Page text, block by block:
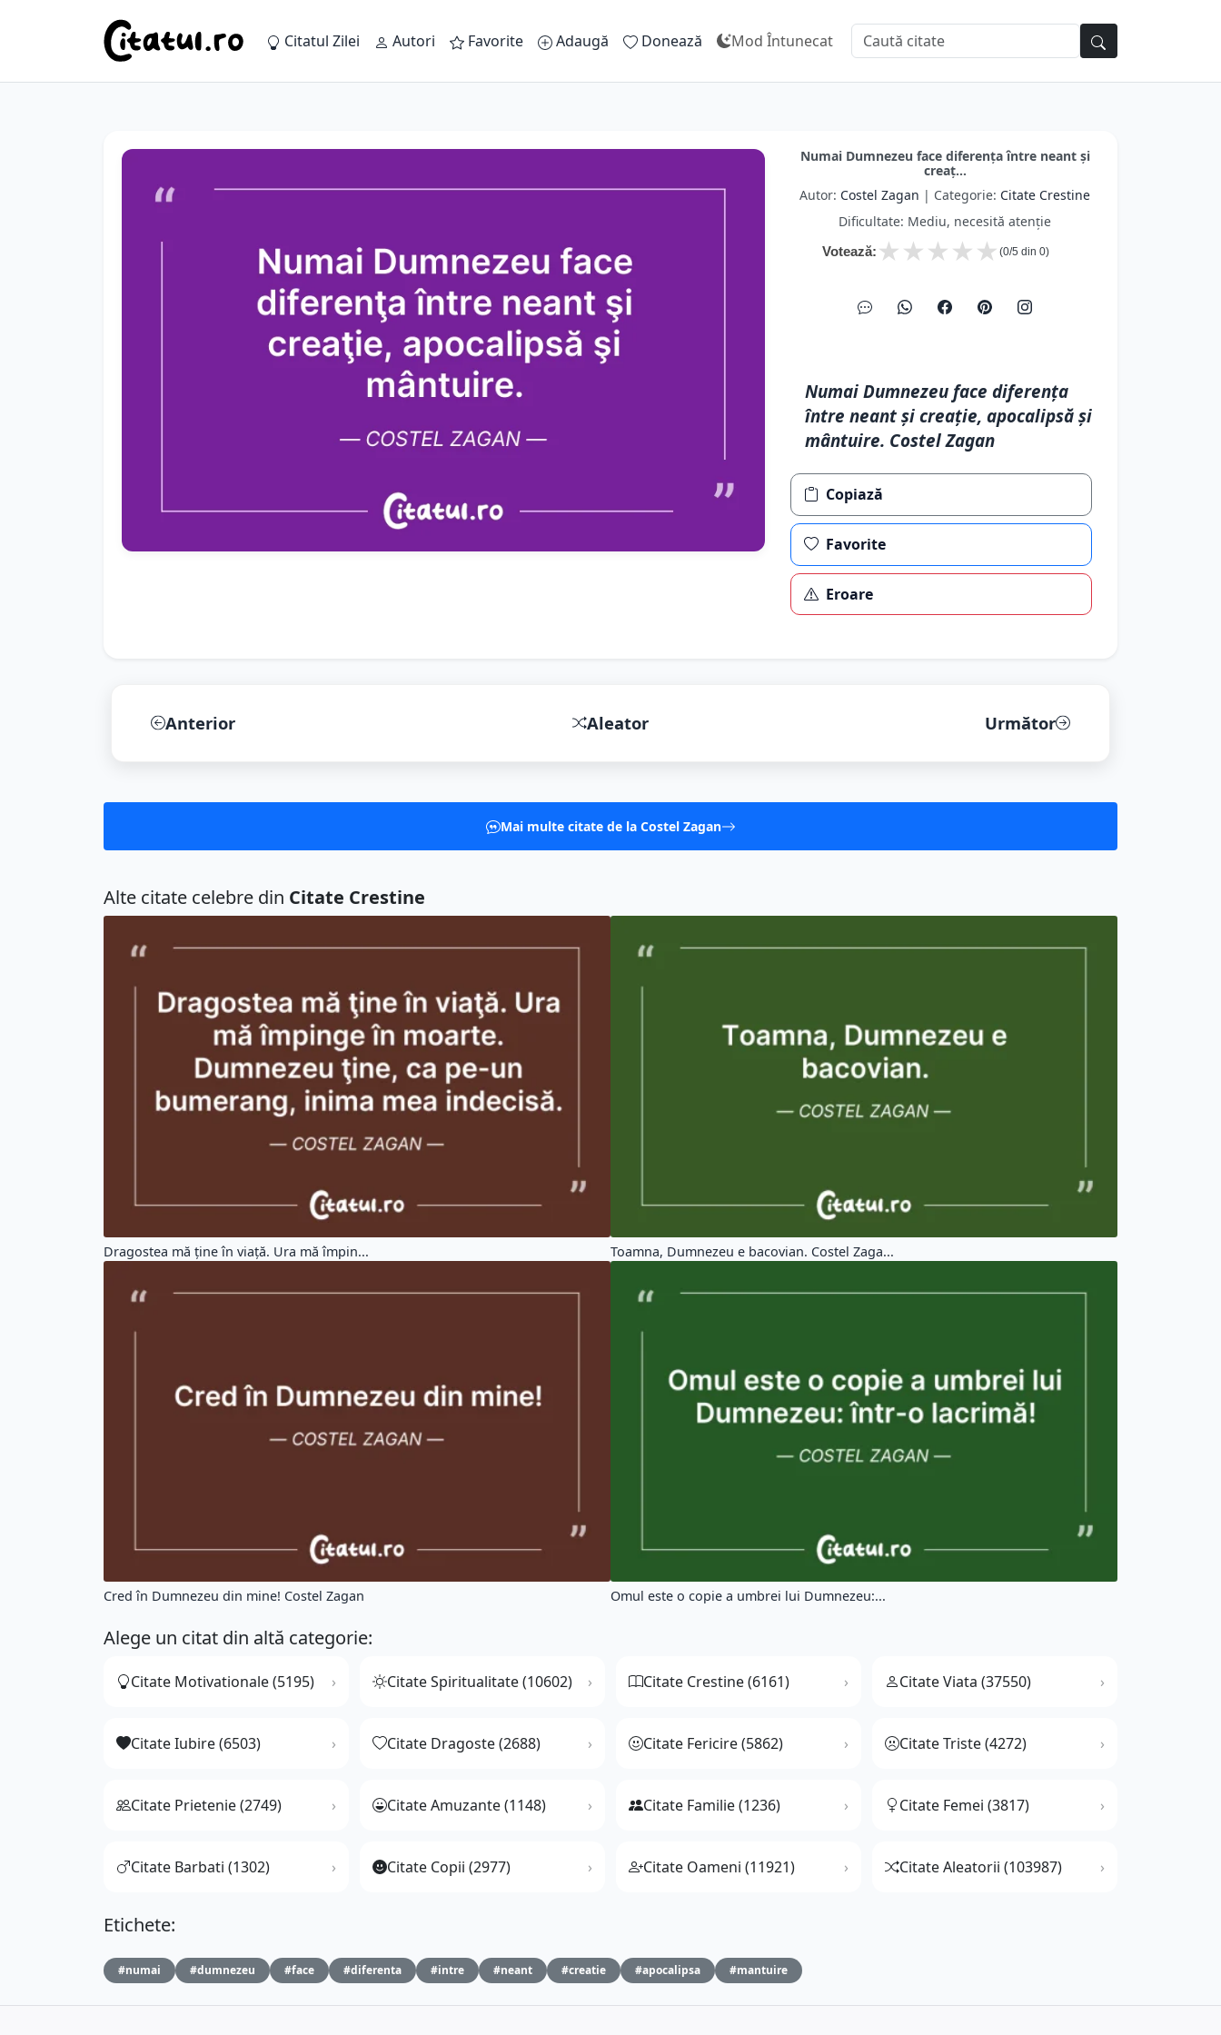
Citatul Zilei Autori Favorite Adaugă Donează Mod Întunecat
Numai Dumnezeu face diferenţa între neant şi
creaţ...
Autor: Costel Zagan | Categorie: Citate Crestine
Dificultate: Mediu, necesită atenție
Votează: ★
★
★
★
★ (0/5 din 0)
Numai Dumnezeu face diferenţa
între neant şi creaţie, apocalipsă şi
mântuire. Costel Zagan
Copiază
Favorite
Eroare
Anterior Aleator Următor
Mai multe citate de la Costel Zagan
Alte citate celebre din Citate Crestine
Dragostea mă ţine în viaţă. Ura mă împin... Toamna, Dumnezeu e bacovian. Costel Zaga...
Cred în Dumnezeu din mine! Costel Zagan Omul este o copie a umbrei lui Dumnezeu:...
Alege un citat din altă categorie:
Citate Motivationale (5195) Citate Spiritualitate (10602) Citate Crestine (6161) Citate Viata (37550)
Citate Iubire (6503) Citate Dragoste (2688) Citate Fericire (5862) Citate Triste (4272)
Citate Prietenie (2749) Citate Amuzante (1148) Citate Familie (1236) Citate Femei (3817)
Citate Barbati (1302) Citate Copii (2977) Citate Oameni (11921) Citate Aleatorii (103987)
Etichete:
#numai #dumnezeu #face #diferenta #intre #neant #creatie #apocalipsa #mantuire